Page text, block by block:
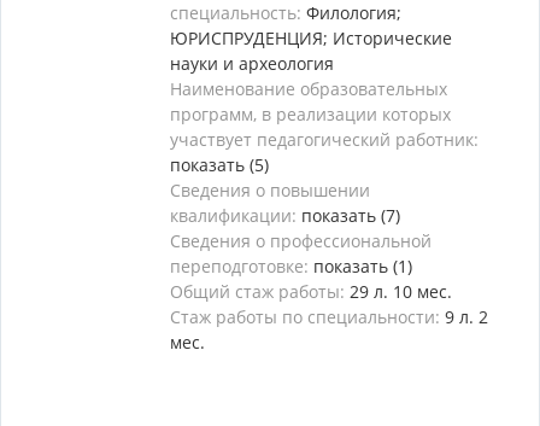
специальность: Филология;
ЮРИСПРУДЕНЦИЯ; Исторические
науки и археология
Наименование образовательных
программ, в реализации которых
участвует педагогический работник:
показать (5)
Сведения о повышении
квалификации: показать (7)
Сведения о профессиональной
переподготовке: показать (1)
Общий стаж работы: 29 л. 10 мес.
Стаж работы по специальности: 9 л. 2
мес.